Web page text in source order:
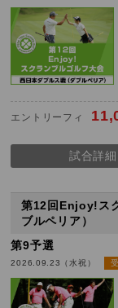
エントリーフィ
試合詳細
第12回Enjoy!ス
ブルペリア）
第9予選
2026.09.23（水祝）